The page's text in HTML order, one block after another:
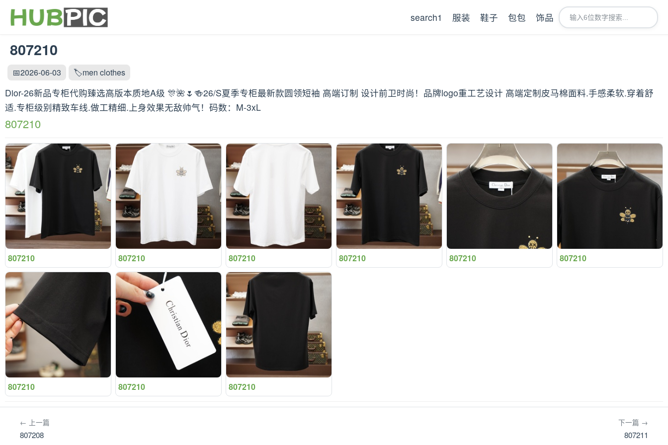
search1 服装 鞋子 包包 饰品
807210
📅2026-06-03 🏷️men clothes
Dior-26新品专柜代购臻选高版本质地A级 🎊🌺🌷🍻26/S夏季专柜最新款圆领短袖 高端订制 设计前卫时尚！品牌logo重工艺设计 高端定制皮马棉面料.手感柔软.穿着舒
适.专柜级别精致车线.做工精细.上身效果无敌帅气！码数：M-3xL
807210
807210 807210 807210 807210 807210 807210
807210 807210 807210
← 上一篇
807208
下一篇 →
807211